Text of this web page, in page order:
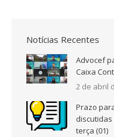
Notícias Recentes
Advocef
Caixa
2 de abril
Prazo
discutidas
terça (01)